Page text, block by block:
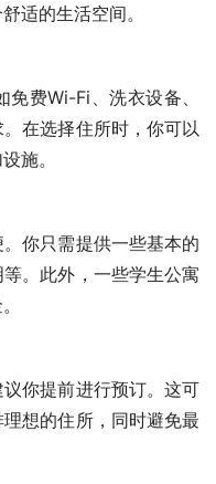
适的生活空间。
费Wi-Fi、洗衣设备、
在选择住所时，你可以
施。
你只需提供一些基本的
。此外，一些学生公寓
你提前进行预订。这可
想的住所，同时避免最